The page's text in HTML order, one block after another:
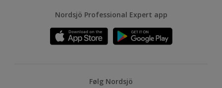
Nordsjö Professional Expert app
Følg Nordsjö